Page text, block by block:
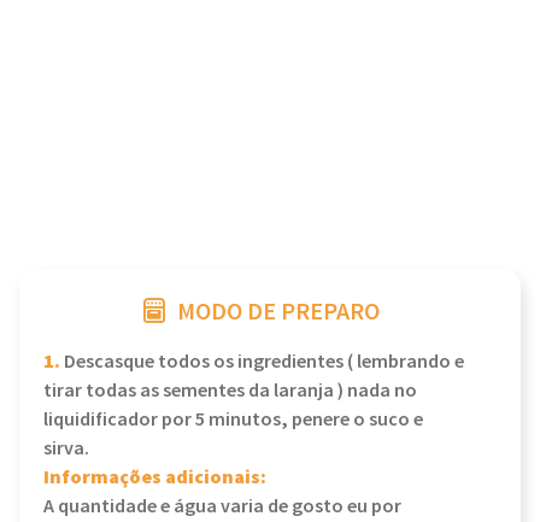
MODO DE PREPARO
1. Descasque todos os ingredientes ( lembrando e
tirar todas as sementes da laranja ) nada no
liquidificador por 5 minutos, penere o suco e
sirva.
Informações adicionais:
A quantidade e água varia de gosto eu por